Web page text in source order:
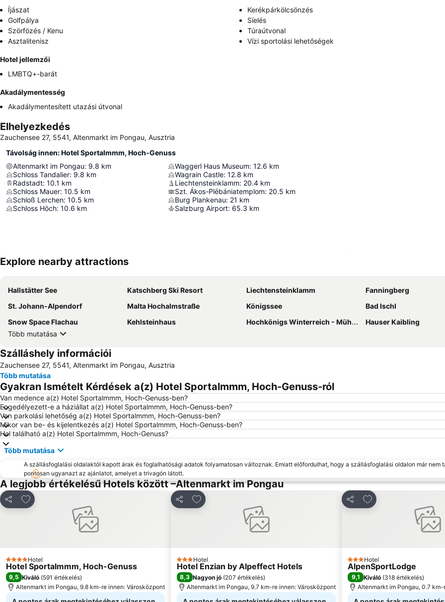
Íjászat
Kerékpárkölcsönzés
Golfpálya
Síelés
Szörfözés / Kenu
Túraútvonal
Asztalitenisz
Vízi sportolási lehetőségek
Hotel jellemzői
LMBTQ+-barát
Akadálymentesség
Akadálymentesített utazási útvonal
Elhelyezkedés
Zauchensee 27, 5541, Altenmarkt im Pongau, Ausztria
Távolság innen: Hotel Sportalmmm, Hoch-Genuss
Altenmarkt im Pongau: 9.8 km
Schloss Tandalier: 9.8 km
Radstadt: 10.1 km
Schloss Mauer: 10.5 km
Schloß Lerchen: 10.5 km
Schloss Höch: 10.6 km
Waggerl Haus Museum: 12.6 km
Wagrain Castle: 12.8 km
Liechtensteinklamm: 20.4 km
Szt. Ákos-Plébániatemplom: 20.5 km
Burg Plankenau: 21 km
Salzburg Airport: 65.3 km
Explore nearby attractions
Hallstätter See Katschberg Ski Resort Liechtensteinklamm
Fanningberg
St. Johann-Alpendorf
Malta Hochalmstraße Königssee
Bad Ischl
Snow Space Flachau
Kehlsteinhaus Hochkönigs Winterreich - Mühlbach Dienten Maria Alm
Hauser Kaibling
Több mutatása
Szálláshely információi
Zauchensee 27, 5541, Altenmarkt im Pongau, Ausztria
Több mutatása
Gyakran Ismételt Kérdések a(z) Hotel Sportalmmm, Hoch-Genuss-ról
Van medence a(z) Hotel Sportalmmm, Hoch-Genuss-ben?
Engedélyezett-e a háziállat a(z) Hotel Sportalmmm, Hoch-Genuss-ben?
Van parkolási lehetőség a(z) Hotel Sportalmmm, Hoch-Genuss-ben?
Mikor van be- és kijelentkezés a(z) Hotel Sportalmmm, Hoch-Genuss-ben?
Hol található a(z) Hotel Sportalmmm, Hoch-Genuss?
Több mutatása
A szállásfoglalási oldalaktól kapott árak és foglalhatósági adatok folyamatosan változnak. Emiatt előfordulhat, hogy a szállásfoglalási oldalon már nem
pontosan ugyanazt az ajánlatot, amelyet a trivagón látott.
A legjobb értékelésű Hotels között –Altenmarkt im Pongau
Megosztás
Hozzáadás a kedvencekhez
4 Kategória
Hotel
Hotel Sportalmmm, Hoch-Genuss
9,5 Kiváló (591 értékelés)
Altenmarkt im Pongau, 9.8 km-re innen: Városközpont
Megosztás
Hozzáadás a kedvencekhez
3 Kategória
Hotel
Hotel Enzian by Alpeffect Hotels
8,3 Nagyon jó (207 értékelés)
Altenmarkt im Pongau, 9.7 km-re innen: Városközpont
Megosztás
Hozzáadás a
3 Kategória
Hotel
AlpenSportLodge
9,1 Kiváló (318 értékelés)
Altenmarkt im Pongau, 0.7 km-